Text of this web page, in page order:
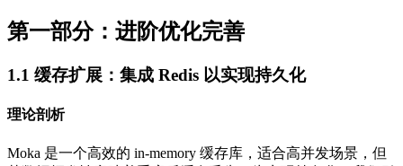
第一部分：进阶优化完善
1.1 缓存扩展：集成 Redis 以实现持久化
理论剖析
Moka 是一个高效的 in-memory 缓存库，适合高并发场景，但